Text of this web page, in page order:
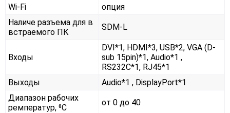
Wi-Fi
опция
Наличе разъема для в
встраемого ПК
SDM-L
Входы
DVI*1, HDMI*3, USB*2, VGA (D-
sub 15pin)*1, Audio*1 ,
RS232С*1, RJ45*1
Выходы
Audio*1 , DisplayPort*1
Диапазон рабочих
ремператур, ⁰С
от 0 до 40